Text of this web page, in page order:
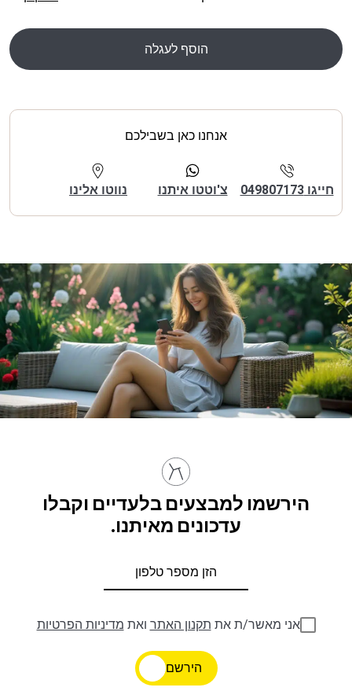
הוסף לעגלה
אנחנו כאן בשבילכם
חייגו 049807173 צ'וטטו איתנו נווטו אלינו
הירשמו למבצעים בלעדיים וקבלו
עדכונים מאיתנו.
אני מאשר/ת את תקנון האתר ואת מדיניות הפרטיות
הירשם